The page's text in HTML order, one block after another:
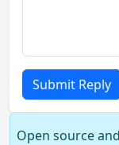
Submit Reply
Open source